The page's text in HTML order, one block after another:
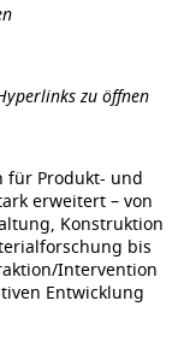
zu öffnen
für Produkt- und
erweitert – von
Konstruktion
bis
Intervention
Entwicklung